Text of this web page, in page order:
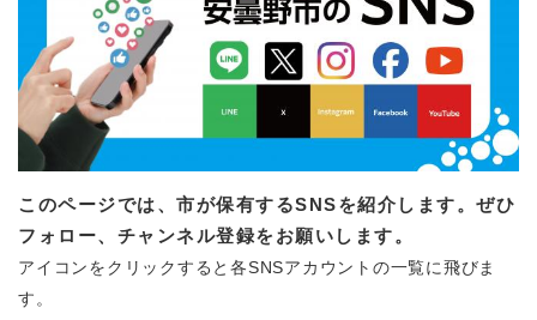
このページでは、市が保有するSNSを紹介します。ぜひ
フォロー、チャンネル登録をお願いします。
アイコンをクリックすると各SNSアカウントの一覧に飛びま
す。